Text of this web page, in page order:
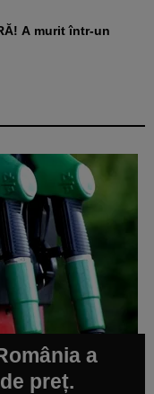
a
preț.